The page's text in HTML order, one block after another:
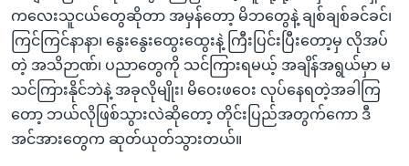
ကလေးသူငယ်တွေဆိုတာ အမှန်တော့ မိဘတွေနဲ့ ချစ်ချစ်ခင်ခင်၊
ကြင်ကြင်နာနာ၊ နွေးနွေးထွေးထွေးနဲ့ ကြီးပြင်းပြီးတော့မှ လိုအပ်
တဲ့ အသိဉာဏ်၊ ပညာတွေကို သင်ကြားရမယ့် အချိန်အရွယ်မှာ မ
သင်ကြားနိုင်ဘဲနဲ့ အခုလိုမျိုး၊ မိဝေးဖဝေး လုပ်နေရတဲ့အခါကြ
တော့ ဘယ်လိုဖြစ်သွားလဲဆိုတော့ တိုင်းပြည်အတွက်ကော ဒီ
အင်အားတွေက ဆုတ်ယုတ်သွားတယ်။